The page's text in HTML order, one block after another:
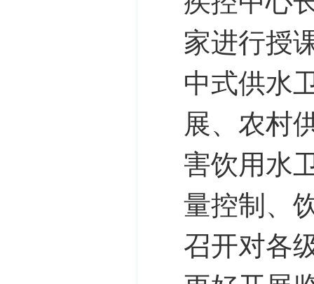
家进行授
中式供水
展、农村
害饮用水
量控制、
召开对各